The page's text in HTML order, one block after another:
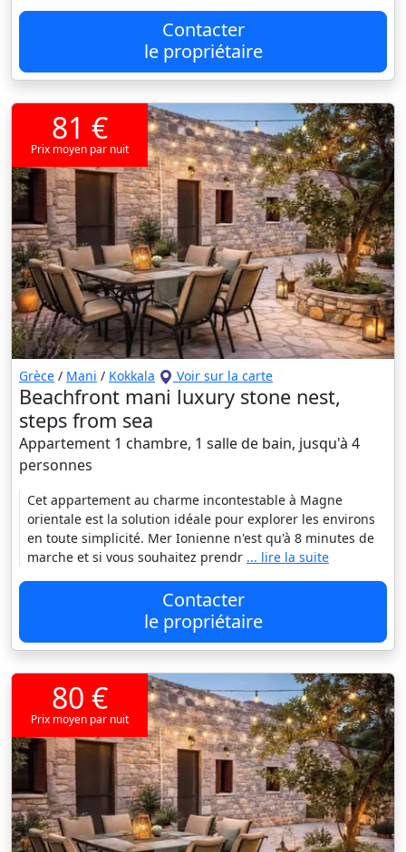
Contacter
le propriétaire
81 €
Prix moyen par nuit
Grèce / Mani / Kokkala Voir sur la carte
Beachfront mani luxury stone nest,
steps from sea
Appartement 1 chambre, 1 salle de bain, jusqu'à 4
personnes
Cet appartement au charme incontestable à Magne
orientale est la solution idéale pour explorer les environs
en toute simplicité. Mer Ionienne n'est qu'à 8 minutes de
marche et si vous souhaitez prendr ... lire la suite
Contacter
le propriétaire
80 €
Prix moyen par nuit